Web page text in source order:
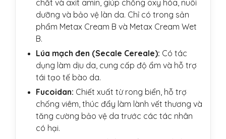
chất và axit amin, giúp chống oxy hóa, nuôi
dưỡng và bảo vệ làn da. Chỉ có trong sản
phẩm Metax Cream B và Metax Cream Wet
B.
Lúa mạch đen (Secale Cereale): Có tác
dụng làm dịu da, cung cấp độ ẩm và hỗ trợ
tái tạo tế bào da.
Fucoidan: Chiết xuất từ rong biển, hỗ trợ
chống viêm, thúc đẩy làm lành vết thương và
tăng cường bảo vệ da trước các tác nhân
có hại.